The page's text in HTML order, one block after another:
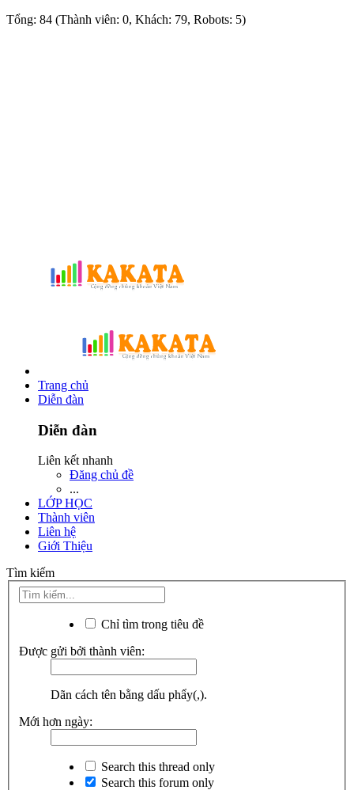
Tổng: 84 (Thành viên: 0, Khách: 79, Robots: 5)
Trang chủ
Diễn đàn
Diễn đàn
Liên kết nhanh
Đăng chủ đề
...
LỚP HỌC
Thành viên
Liên hệ
Giới Thiệu
Tìm kiếm
Chỉ tìm trong tiêu đề
Được gửi bởi thành viên:
Dãn cách tên bằng dấu phẩy(,).
Mới hơn ngày:
Search this thread only
Search this forum only